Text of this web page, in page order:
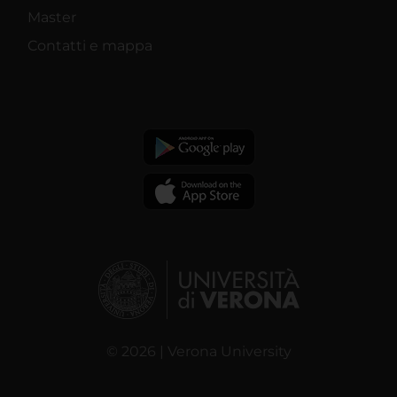
Master
Contatti e mappa
© 2026 | Verona University